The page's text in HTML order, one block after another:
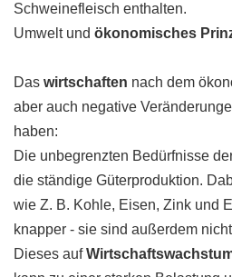
Schweinefleisch enthalten.
Umwelt und ökonomisches
Das wirtschaften nach dem
aber auch negative
haben:
Die unbegrenzten Bedürfnisse
die ständige Güterproduktion.
wie Z. B. Kohle, Eisen, Zink und
knapper - sie sind außerdem
Dieses auf